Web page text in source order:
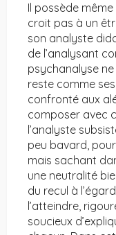
Il possède
croit pas à un
son analyste
de l’analysant
psychanalyse ne
reste comme
confronté aux
composer avec
l’analyste
peu bavard,
mais sachant
une neutralité
du recul à
l’atteindre,
soucieux